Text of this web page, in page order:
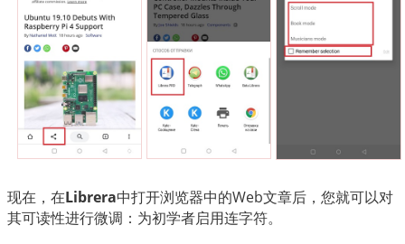
现在，在Librera中打开浏览器中的Web文章后，您就可以对
其可读性进行微调：为初学者启用连字符。